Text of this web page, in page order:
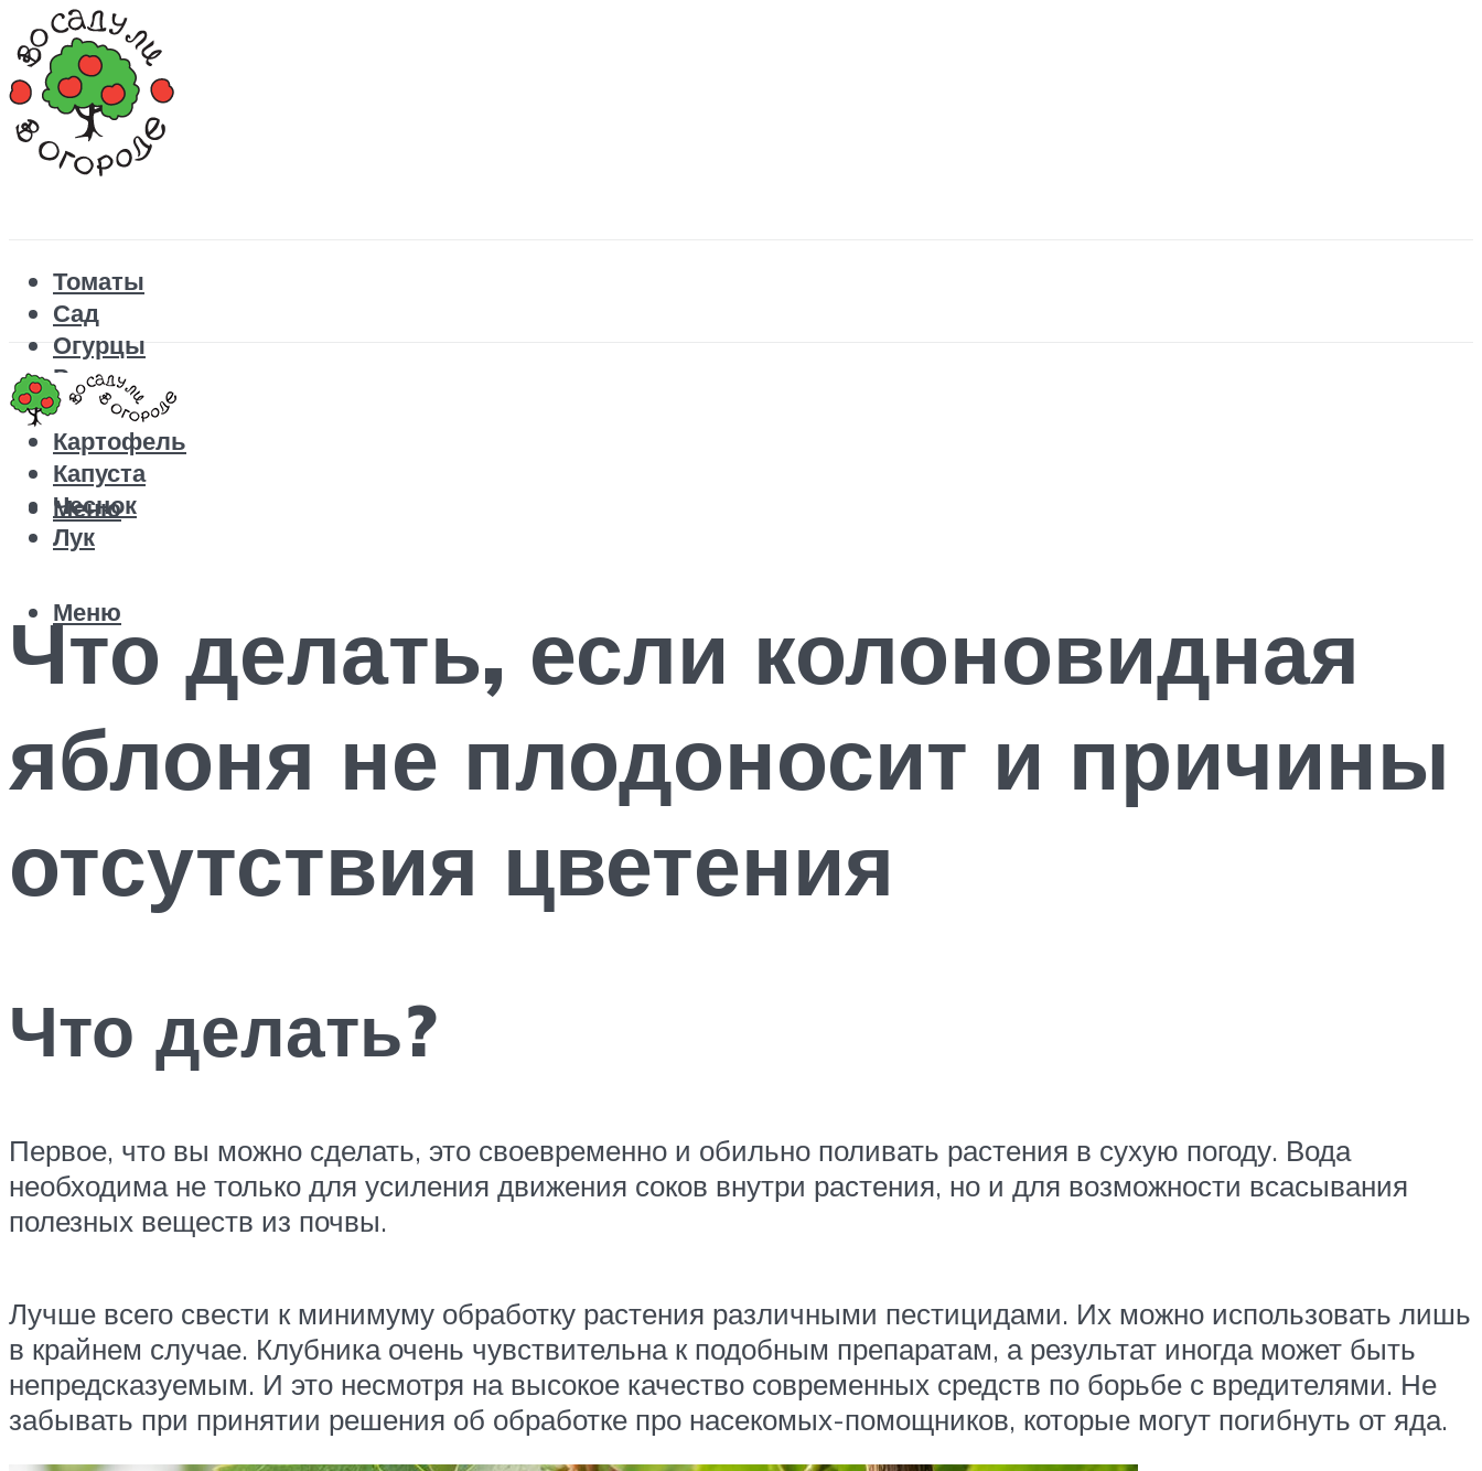
Томаты
Сад
Огурцы
Рецепты
Перец
Картофель
Капуста
Чеснок
Лук
Меню
Меню
Что делать, если колоновидная
яблоня не плодоносит и причины
отсутствия цветения
Что делать?
Первое, что вы можно сделать, это своевременно и обильно поливать растения в сухую погоду. Вода
необходима не только для усиления движения соков внутри растения, но и для возможности всасывания
полезных веществ из почвы.
Лучше всего свести к минимуму обработку растения различными пестицидами. Их можно использовать лишь
в крайнем случае. Клубника очень чувствительна к подобным препаратам, а результат иногда может быть
непредсказуемым. И это несмотря на высокое качество современных средств по борьбе с вредителями. Не
забывать при принятии решения об обработке про насекомых-помощников, которые могут погибнуть от яда.